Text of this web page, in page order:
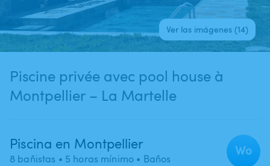
Ver las imágenes (14)
Piscine privée avec pool house à
Montpellier – La Martelle
Piscina en Montpellier
8 bañistas • 5 horas mínimo • Baños
Wo